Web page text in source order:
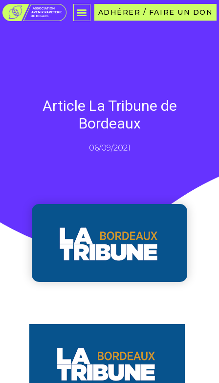
ADHÉRER / FAIRE UN DON
Article La Tribune de
Bordeaux
06/09/2021